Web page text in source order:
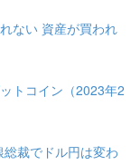
ない 資産が買われ
トコイン（2023年2
裁でドル円は変わ